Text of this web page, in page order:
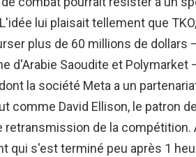
lui plaisait tellement que
plus de 60 millions de dollars
d'Arabie Saoudite et
la société Meta a un
comme David Ellison, le patron
de la compétition.
qui s'est terminé peu après 1